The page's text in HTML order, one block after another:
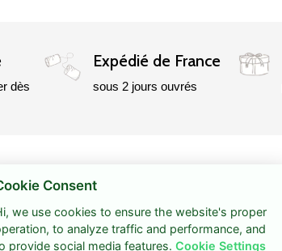
dès
Expédié de France
sous 2 jours ouvrés
promo
Consent
we use cookies to ensure the website's proper
to analyze traffic and performance, and
provide social media features. Cookie Settings